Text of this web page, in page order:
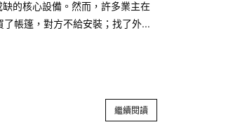
的核心設備。然而，許多業主在
帳篷，對方不給安裝；找了外部
繼續閱讀